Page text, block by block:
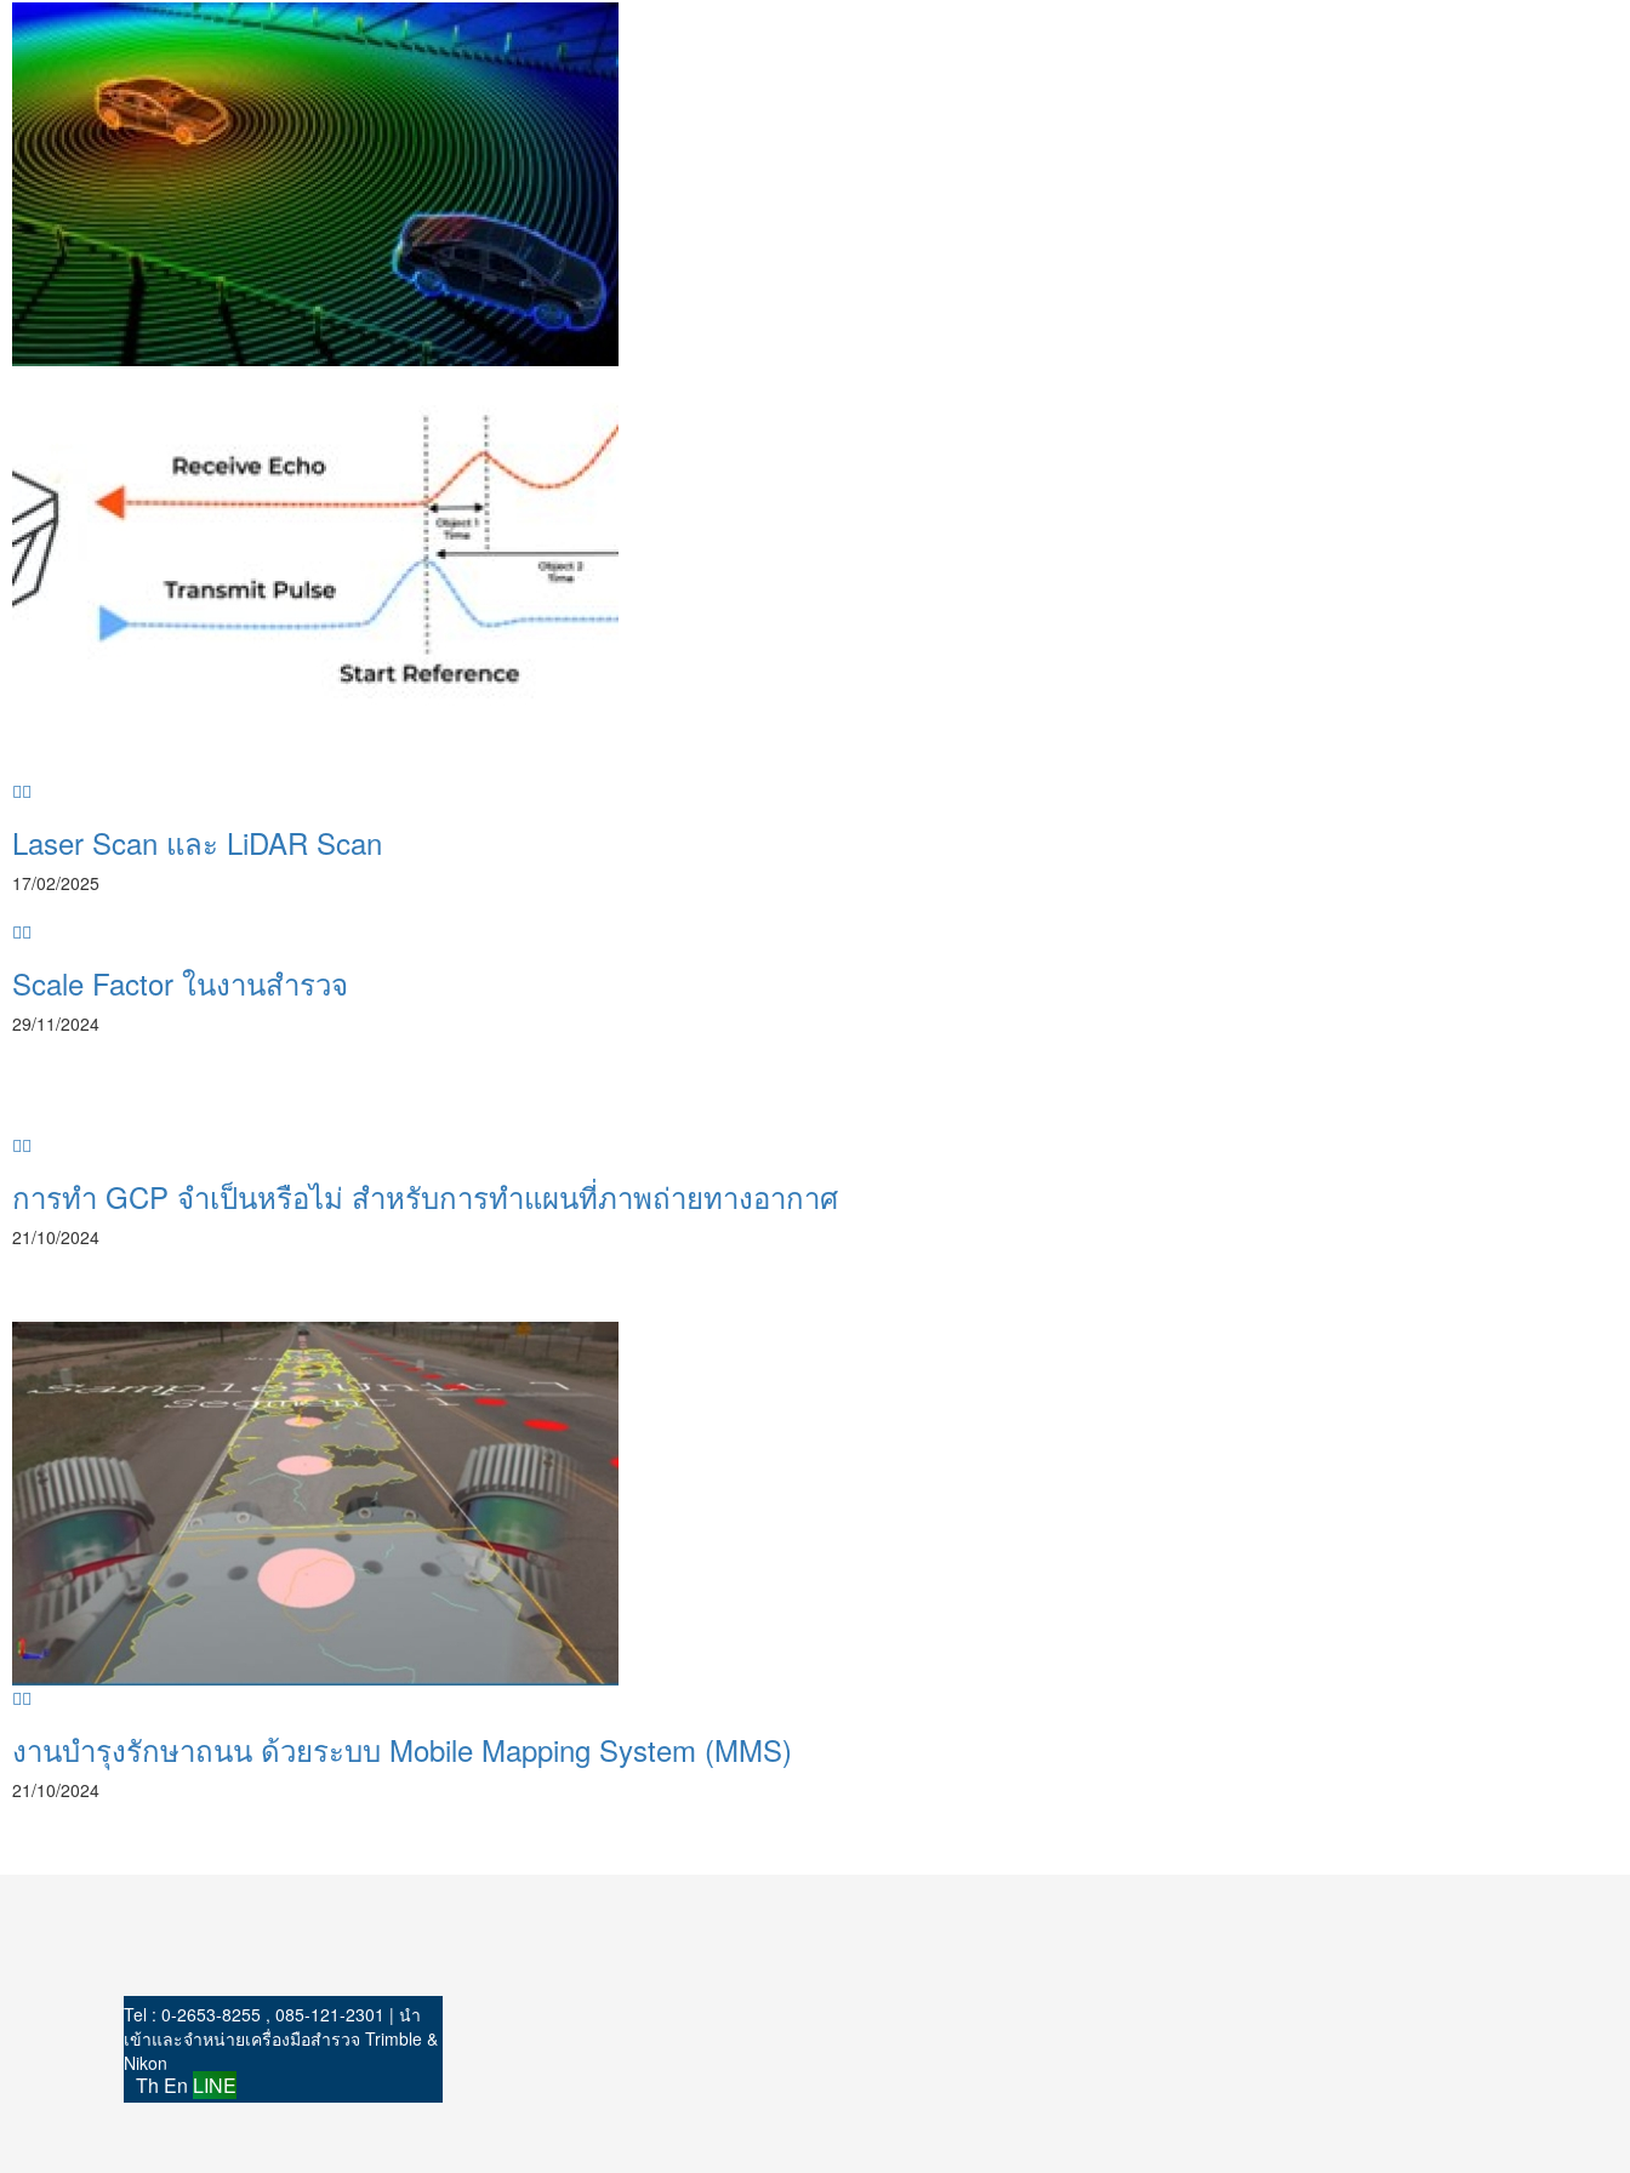
Laser Scan และ LiDAR Scan
17/02/2025
Scale Factor ในงานสำรวจ
29/11/2024
การทำ GCP จำเป็นหรือไม่ สำหรับการทำแผนที่ภาพถ่ายทางอากาศ
21/10/2024
งานบำรุงรักษาถนน ด้วยระบบ Mobile Mapping System (MMS)
21/10/2024
Tel : 0-2653-8255 , 085-121-2301 | นำ
เข้าและจำหน่ายเครื่องมือสำรวจ Trimble &
Nikon
Th En LINE